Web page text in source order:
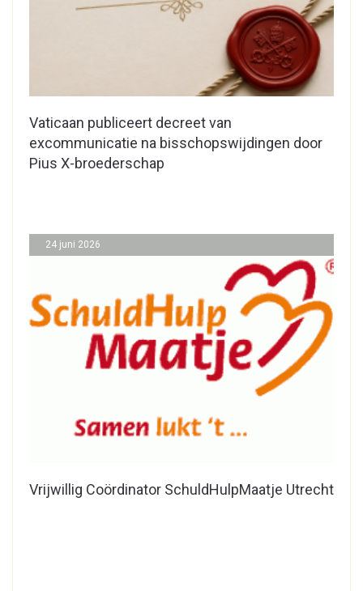
Vaticaan publiceert decreet van
excommunicatie na bisschopswijdingen door
Pius X-broederschap
Vrijwillig Coördinator SchuldHulpMaatje Utrecht
24 juni 2026